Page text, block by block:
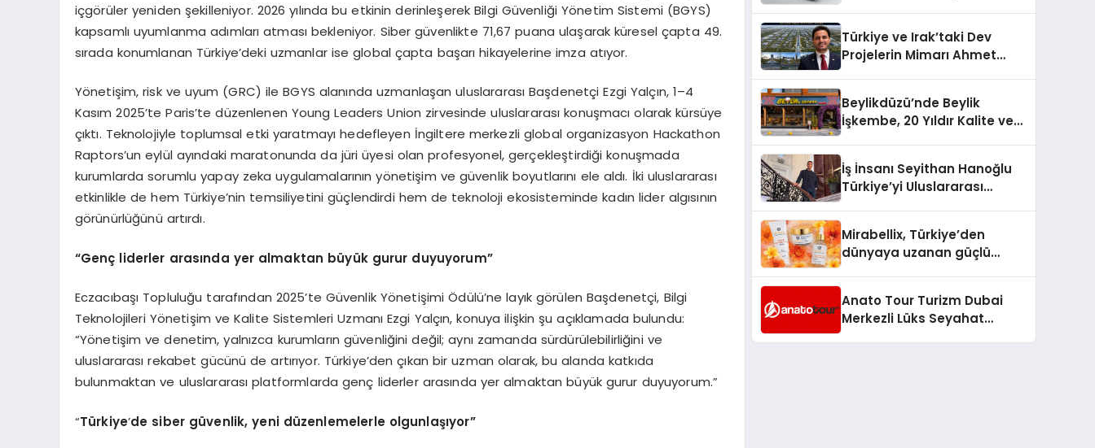
içgörüler yeniden şekilleniyor. 2026 yılında bu etkinin derinleşerek Bilgi Güvenliği Yönetim Sistemi (BGYS)
kapsamlı uyumlanma adımları atması bekleniyor. Siber güvenlikte 71,67 puana ulaşarak küresel çapta 49.
sırada konumlanan Türkiye’deki uzmanlar ise global çapta başarı hikayelerine imza atıyor.
Yönetişim, risk ve uyum (GRC) ile BGYS alanında uzmanlaşan uluslararası Başdenetçi Ezgi Yalçın, 1–4
Kasım 2025’te Paris’te düzenlenen Young Leaders Union zirvesinde uluslararası konuşmacı olarak kürsüye
çıktı. Teknolojiyle toplumsal etki yaratmayı hedefleyen İngiltere merkezli global organizasyon Hackathon
Raptors’un eylül ayındaki maratonunda da jüri üyesi olan profesyonel, gerçekleştirdiği konuşmada
kurumlarda sorumlu yapay zeka uygulamalarının yönetişim ve güvenlik boyutlarını ele aldı. İki uluslararası
etkinlikle de hem Türkiye’nin temsiliyetini güçlendirdi hem de teknoloji ekosisteminde kadın lider algısının
görünürlüğünü artırdı.
“Genç liderler arasında yer almaktan büyük gurur duyuyorum”
Eczacıbaşı Topluluğu tarafından 2025’te Güvenlik Yönetişimi Ödülü’ne layık görülen Başdenetçi, Bilgi
Teknolojileri Yönetişim ve Kalite Sistemleri Uzmanı Ezgi Yalçın, konuya ilişkin şu açıklamada bulundu:
“Yönetişim ve denetim, yalnızca kurumların güvenliğini değil; aynı zamanda sürdürülebilirliğini ve
uluslararası rekabet gücünü de artırıyor. Türkiye’den çıkan bir uzman olarak, bu alanda katkıda
bulunmaktan ve uluslararası platformlarda genç liderler arasında yer almaktan büyük gurur duyuyorum.”
“Türkiye’de siber güvenlik, yeni düzenlemelerle olgunlaşıyor”
Türkiye ve Irak’taki Dev
Projelerin Mimarı Ahmet
Holding Industrial City”
Projesini Hayata Geçirecek
Beylikdüzü’nde Beylik
İşkembe, 20 Yıldır Kalite ve
İş İnsanı Seyithan Hanoğlu
Türkiye’yi Uluslararası
Mirabellix, Türkiye’den
dünyaya uzanan güçlü
Anato Tour Turizm Dubai
Merkezli Lüks Seyahat